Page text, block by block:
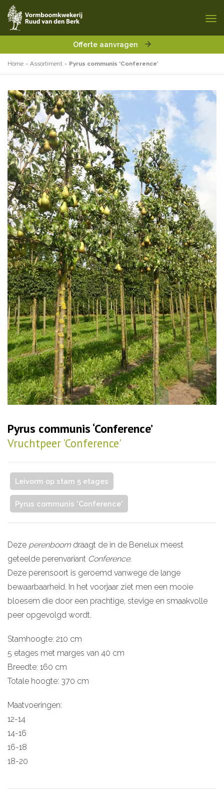
Offerte aanvragen
Home » Assortiment » Pyrus communis ‘Conference’
Pyrus communis ‘Conference’
Vruchtpeer 'Conference'
Leivorm op stam 5 etages
Pyrus communis 'Conference'
Deze perenboom draagt de in de Benelux meest
geteelde perenvariant Conference.
Deze perensoort is geroemd vanwege de lange
bewaarbaarheid. In het voorjaar ziet men een mooie
bloesem die door een prachtige, stevige en smaakvolle
peer opgevolgd wordt.
Stamhoogte: 210 cm
5 etages met marges van 40 cm
Breedte: 160 cm
Totale hoogte: 370 cm
Maatvoeringen:
12-14
14-16
16-18
18-20